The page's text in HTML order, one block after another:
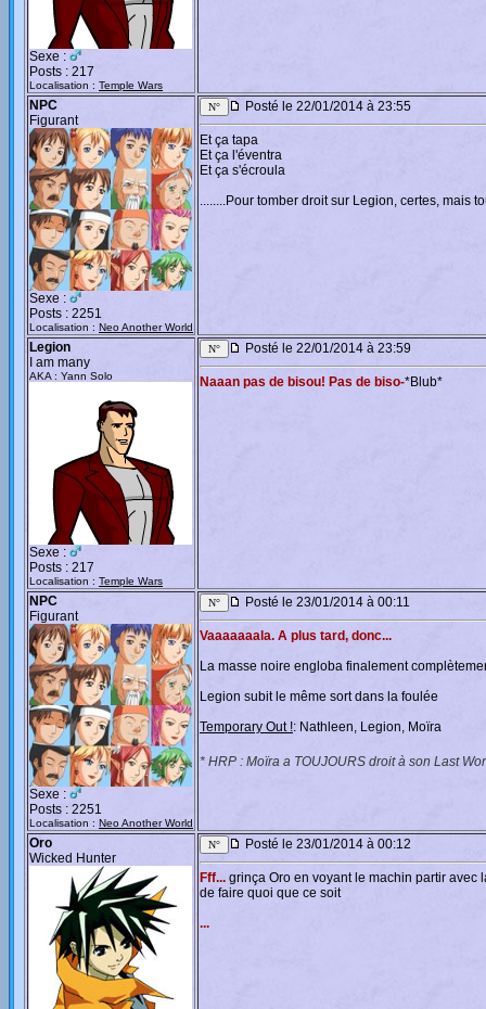
Sexe :
Posts : 217
Localisation : Temple Wars
NPC
Figurant
Sexe :
Posts : 2251
Localisation : Neo Another World
Posté le 22/01/2014 à 23:55
Et ça tapa
Et ça l'éventra
Et ça s'écroula
........Pour tomber droit sur Legion, certes, mais
Legion
I am many
AKA : Yann Solo
Sexe :
Posts : 217
Localisation : Temple Wars
Posté le 22/01/2014 à 23:59
Naaan pas de bisou! Pas de biso-*Blub*
NPC
Figurant
Sexe :
Posts : 2251
Localisation : Neo Another World
Posté le 23/01/2014 à 00:11
Vaaaaaaala. A plus tard, donc...
La masse noire engloba finalement
Legion subit le même sort dans la foulée
Temporary Out !: Nathleen, Legion, Moïra
* HRP : Moïra a TOUJOURS droit à son Last
Oro
Wicked Hunter
Posté le 23/01/2014 à 00:12
Fff... grinça Oro en voyant le machin partir avec
de faire quoi que ce soit
...